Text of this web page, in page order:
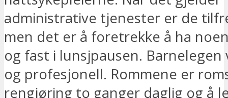
administrative tjenester er de
men det er å foretrekke å ha
og fast i lunsjpausen. Barnelegen
og profesjonell. Rommene er
rengjøring to ganger daglig og å